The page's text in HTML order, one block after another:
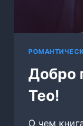
Добро
Тео!
О чем